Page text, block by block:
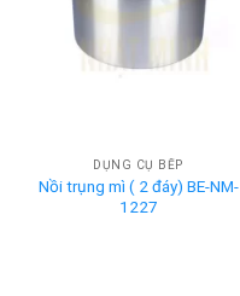
DỤNG CỤ BẾP
Nồi trụng mì ( 2 đáy) BE-NM-
1227